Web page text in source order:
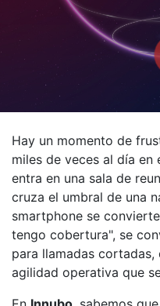
Hay un momento de
miles de veces al día en
entra en una sala de
cruza el umbral de una
smartphone se
tengo cobertura", se
para llamadas cortadas,
agilidad operativa que